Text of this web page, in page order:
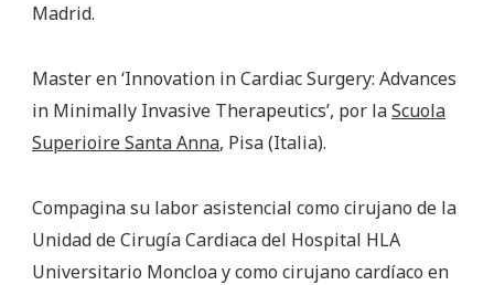
Madrid.
Master en ‘Innovation in Cardiac Surgery: Advances
in Minimally Invasive Therapeutics’, por laScuola
Superioire Santa Anna, Pisa (Italia).
Compagina su labor asistencial como cirujano de la
Unidad de Cirugía Cardiaca del Hospital HLA
Universitario Moncloa y como cirujano cardíaco en